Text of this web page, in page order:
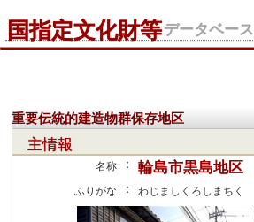
国指定文化財等データベース
重要伝統的建造物群保存地区
主情報
名称 ： 輪島市黒島地区
ふりがな ： わじましくろしまちく